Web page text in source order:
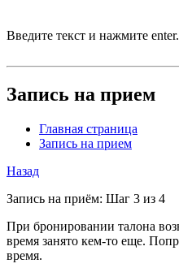
Введите текст и нажмите
Запись на прием
Главная страница
Запись на прием
Назад
Запись на приём: Шаг 3 из 4
При бронировании талона
время занято кем-то еще.
время.